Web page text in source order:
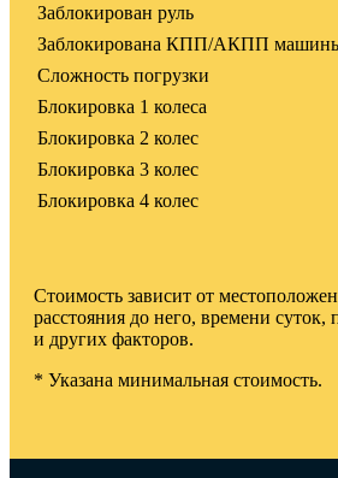
Заблокирован руль
Заблокирована КПП/АКПП
Сложность погрузки
Блокировка 1 колеса
Блокировка 2 колес
Блокировка 3 колес
Блокировка 4 колес
Стоимость зависит от
расстояния до него, времени
и других факторов.
* Указана минимальная стоимость.